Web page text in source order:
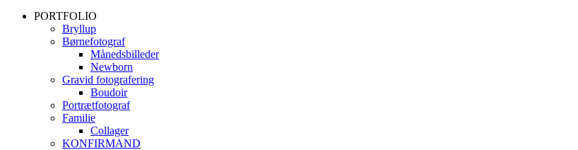
PORTFOLIO
Bryllup
Børnefotograf
Månedsbilleder
Newborn
Gravid fotografering
Boudoir
Portrætfotograf
Familie
Collager
KONFIRMAND